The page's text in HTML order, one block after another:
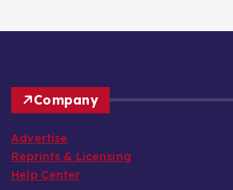
Company
Advertise
Reprints & Licensing
Help Center